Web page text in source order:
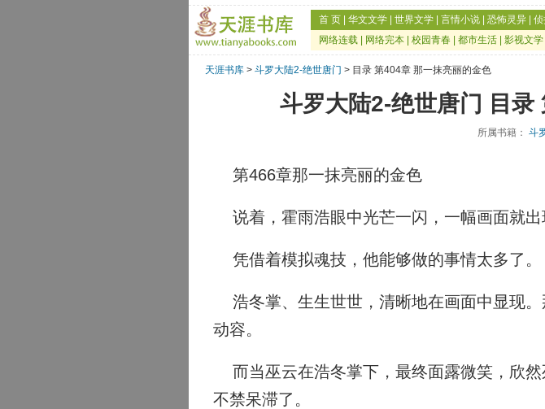
首 页 华文文学 世界文学 言情小说 恐怖灵异 侦
网络连载
网络完本 校园青春 都市生活 影视文学
天涯书库 > 斗罗大陆2-绝世唐门 > 目录 第404章 那一抹亮丽的金色
斗罗大陆2-绝世唐门 目
所属书籍： 斗
第466章那一抹亮丽的金色
说着，霍雨浩眼中光芒一闪，一幅画面就出
凭借着模拟魂技，他能够做的事情太多了。
浩冬掌、生生世世，清晰地在画面中显现
动容。
而当巫云在浩冬掌下，最终面露微笑，欣
不禁呆滞了。